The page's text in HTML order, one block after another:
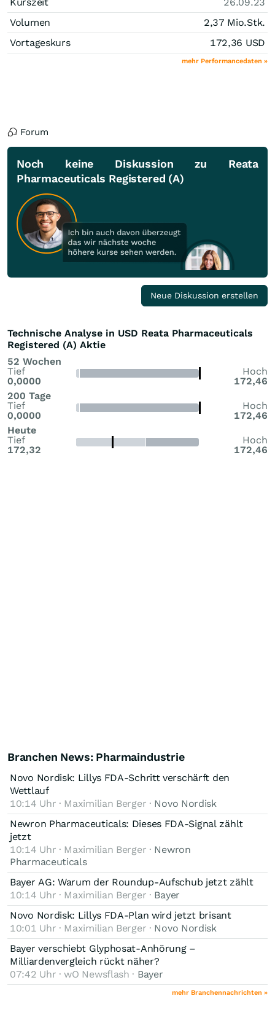
Volumen
2,37 Mio.Stk.
Vortageskurs
172,36 USD
mehr Performancedaten »
Forum
Noch keine Diskussion zu Reata
Pharmaceuticals Registered (A)
Neue Diskussion erstellen
Technische Analyse in USD Reata Pharmaceuticals
Registered (A) Aktie
52 Wochen
Tief
0,0000
Hoch
172,46
200 Tage
Tief
0,0000
Hoch
172,46
Heute
Tief
172,32
Hoch
172,46
Branchen News: Pharmaindustrie
Novo Nordisk: Lillys FDA-Schritt verschärft den
Wettlauf
10:14 Uhr · Maximilian Berger · Novo Nordisk
Newron Pharmaceuticals: Dieses FDA-Signal zählt
jetzt
10:14 Uhr · Maximilian Berger · Newron
Pharmaceuticals
Bayer AG: Warum der Roundup-Aufschub jetzt zählt
10:14 Uhr · Maximilian Berger · Bayer
Novo Nordisk: Lillys FDA-Plan wird jetzt brisant
10:01 Uhr · Maximilian Berger · Novo Nordisk
Bayer verschiebt Glyphosat-Anhörung –
Milliardenvergleich rückt näher?
07:42 Uhr · wO Newsflash · Bayer
mehr Branchennachrichten »